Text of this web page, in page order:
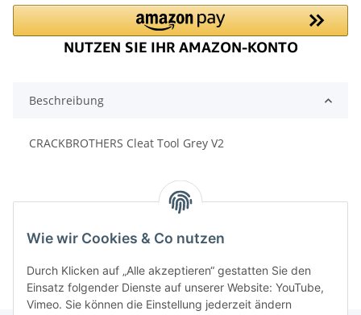
Wie wir Cookies & Co nutzen
Durch Klicken auf „Alle akzeptieren“ gestatten Sie den
Einsatz folgender Dienste auf unserer Website: YouTube,
Vimeo. Sie können die Einstellung jederzeit ändern
Beschreibung
CRACKBROTHERS Cleat Tool Grey V2